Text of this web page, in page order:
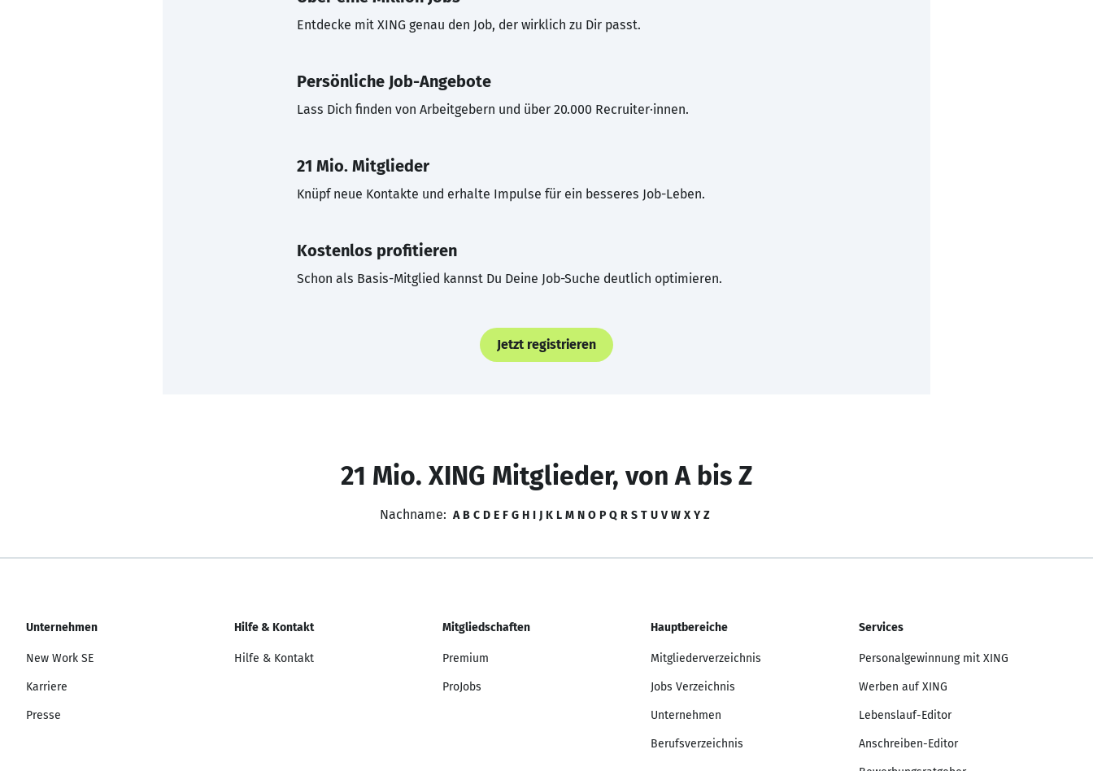
Entdecke mit XING genau den Job, der wirklich zu Dir passt.
Persönliche Job-Angebote
Lass Dich finden von Arbeitgebern und über 20.000 Recruiter·innen.
21 Mio. Mitglieder
Knüpf neue Kontakte und erhalte Impulse für ein besseres Job-Leben.
Kostenlos profitieren
Schon als Basis-Mitglied kannst Du Deine Job-Suche deutlich optimieren.
Jetzt registrieren
21 Mio. XING Mitglieder, von A bis Z
Nachname: A B C D E F G H I J K L M N O P Q R S T U V W X Y Z
Unternehmen
New Work SE
Karriere
Presse
Hilfe & Kontakt
Hilfe & Kontakt
Mitgliedschaften
Premium
ProJobs
Hauptbereiche
Mitgliederverzeichnis
Jobs Verzeichnis
Unternehmen
Berufsverzeichnis
Services
Personalgewinnung mit XING
Werben auf XING
Lebenslauf-Editor
Anschreiben-Editor